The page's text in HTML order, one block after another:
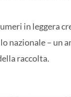
in leggera
nazionale – un
raccolta.